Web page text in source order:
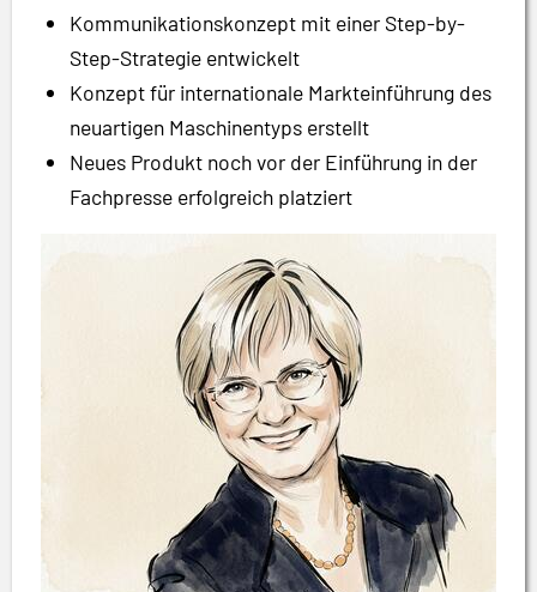
Kommunikationskonzept mit einer Step-by-
Step-Strategie entwickelt
Konzept für internationale Markteinführung des
neuartigen Maschinentyps erstellt
Neues Produkt noch vor der Einführung in der
Fachpresse erfolgreich platziert